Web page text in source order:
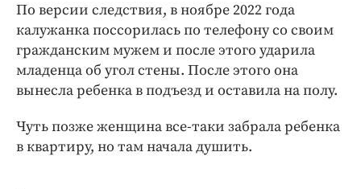
Клиника года
Бренд года
Работодатель года
По версии следствия, в ноябре 2022 года
калужанка поссорилась по телефону со своим
гражданским мужем и после этого ударила
младенца об угол стены. После этого она
вынесла ребенка в подъезд и оставила на полу.
Чуть позже женщина все-таки забрала ребенка
в квартиру, но там начала душить.